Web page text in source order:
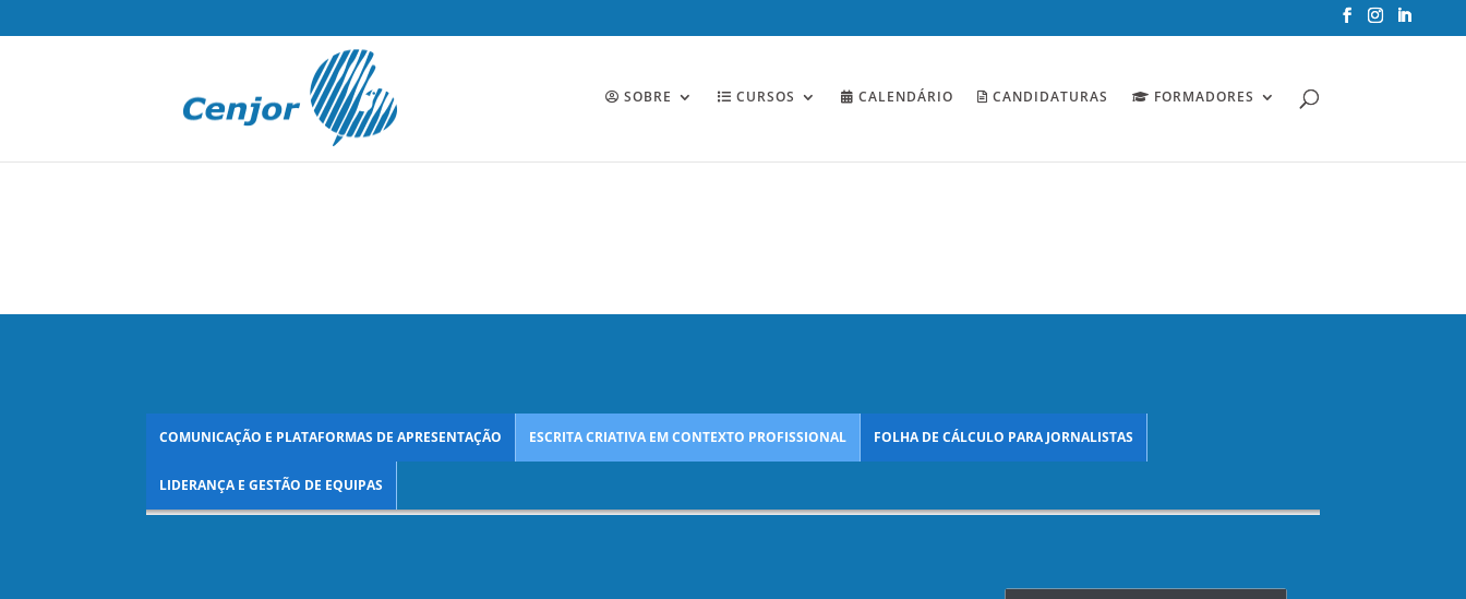
SOBRE CURSOS CALENDÁRIO CANDIDATURAS FORMADORES
COMUNICAÇÃO E PLATAFORMAS DE APRESENTAÇÃO ESCRITA CRIATIVA EM CONTEXTO PROFISSIONAL FOLHA DE CÁLCULO PARA JORNALISTAS
LIDERANÇA E GESTÃO DE EQUIPAS